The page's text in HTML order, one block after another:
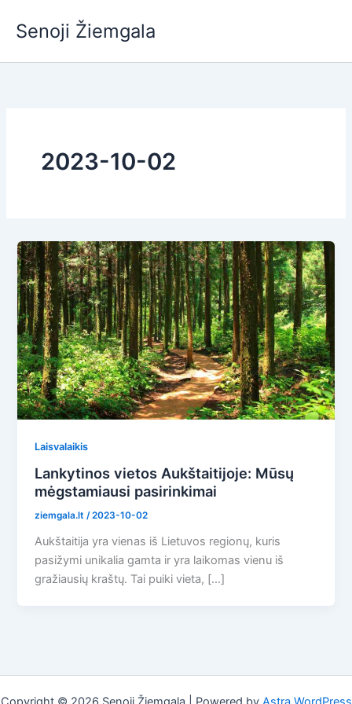
prieSenoji Žiemgala
2023-10-02
Laisvalaikis
Lankytinos vietos Aukštaitijoje: Mūsų
mėgstamiausi pasirinkimai
ziemgala.lt/2023-10-02
Aukštaitija yra vienas iš Lietuvos regionų, kuris
pasižymi unikalia gamta ir yra laikomas vienu iš
gražiausių kraštų. Tai puiki vieta, […]